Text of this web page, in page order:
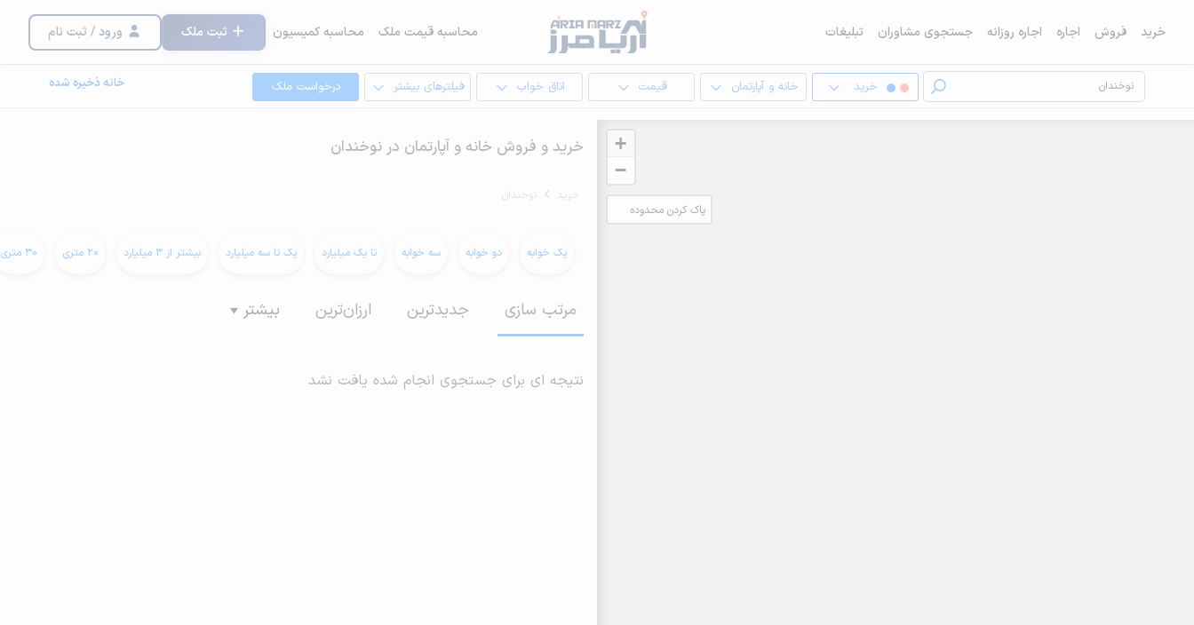
خرید فروش اجاره اجاره روزانه جستجوی مشاوران تبلیغات محاسبه قیمت ملک محاسبه کمیسیون ثبت ملک ورود / ثبت نام
خرید خانه و آپارتمان قیمت اتاق خواب فیلترهای بیشتر درخواست ملک خانه ذخیره شده
+
−
پاک کردن محدوده
خرید و فروش خانه و آپارتمان در نوخندان
خرید نوخندان
یک خوابه دو خوابه سه خوابه تا یک میلیارد یک تا سه میلیارد بیشتر از 3 میلیارد 20 متری 30 متری
مرتب سازی جدیدترین ارزان‌ترین بیشتر
نتیجه ای برای جستجوی انجام شده یافت نشد